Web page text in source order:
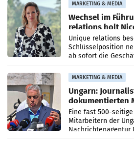
MARKETING & MEDIA
Wechsel im
relations holt
Geschäftsleitung
Unique relations
Schlüsselposition
ab sofort die
PR-Agentur an der
Anna Kalina-Mahr.
MARKETING & MEDIA
Ungarn:
dokumentierten
Zensur
Eine fast 500-
Mitarbeitern der
Nachrichtenagentur
systematische